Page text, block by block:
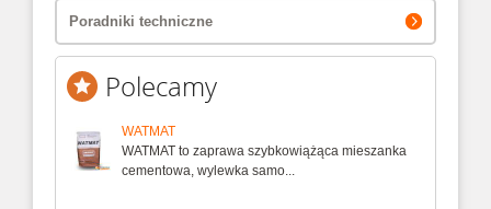
Poradniki techniczne
Polecamy
WATMAT
WATMAT to zaprawa szybkowiążąca mieszanka
cementowa, wylewka samo...